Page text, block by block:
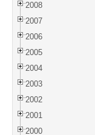
2008
2007
2006
2005
2004
2003
2002
2001
2000